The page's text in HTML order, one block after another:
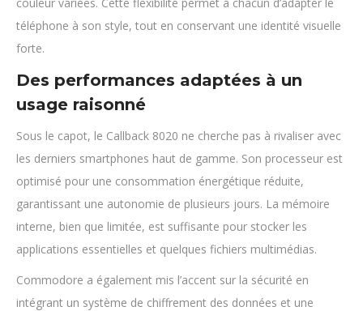
téléphone à son style, tout en conservant une identité visuelle
forte.
Des performances adaptées à un
usage raisonné
Sous le capot, le Callback 8020 ne cherche pas à rivaliser avec
les derniers smartphones haut de gamme. Son processeur est
optimisé pour une consommation énergétique réduite,
garantissant une autonomie de plusieurs jours. La mémoire
interne, bien que limitée, est suffisante pour stocker les
applications essentielles et quelques fichiers multimédias.
Commodore a également mis l’accent sur la sécurité en
intégrant un système de chiffrement des données et une